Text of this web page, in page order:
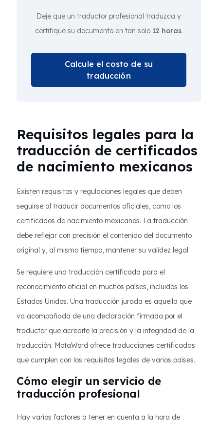
Deje que un traductor profesional traduzca y
certifique su documento en tan solo 12 horas.
Calcule el costo de su
traducción
Requisitos legales para la
traducción de certificados
de nacimiento mexicanos
Existen requisitos y regulaciones legales que deben
seguirse al traducir documentos oficiales, como los
certificados de nacimiento mexicanos. La traducción
debe reflejar con precisión el contenido del documento
original y, al mismo tiempo, mantener su validez legal.
Se requiere una traducción certificada para el
reconocimiento oficial en muchos países, incluidos los
Estados Unidos. Una traducción jurada es aquella que
va acompañada de una declaración firmada por el
traductor que acredite la precisión y la integridad de la
traducción. MotaWord ofrece traducciones certificadas
que cumplen con los requisitos legales de varios países.
Cómo elegir un servicio de
traducción profesional
Hay varios factores a tener en cuenta a la hora de